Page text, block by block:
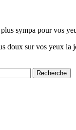
sympa pour vos
doux sur vos yeux la
Recherche